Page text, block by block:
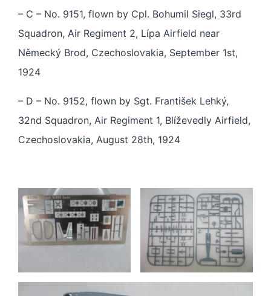
– C – No. 9151, flown by Cpl. Bohumil Siegl, 33rd
Squadron, Air Regiment 2, Lípa Airfield near
Německý Brod, Czechoslovakia, September 1st,
1924
– D – No. 9152, flown by Sgt. František Lehký,
32nd Squadron, Air Regiment 1, Blíževedly Airfield,
Czechoslovakia, August 28th, 1924